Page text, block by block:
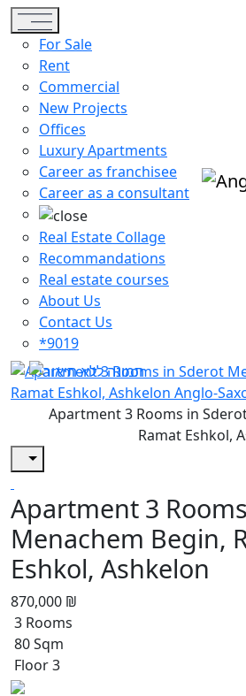
Toggle navigation
For Sale
Rent
Commercial
New Projects
Offices
Luxury Apartments
Career as franchisee
Career as a consultant
Real Estate Collage
Recommandations
Real estate courses
About Us
Contact Us
*9019
Apartment 3
Menachem Begin,
Eshkol, Ashkelon
870,000 ₪
3 Rooms
80 Sqm
Floor 3